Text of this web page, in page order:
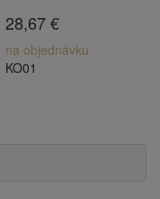
28,67 €
na objednávku
KO01